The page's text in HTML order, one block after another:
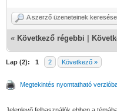
A szerző üzeneteinek keresése
« Következő régebbi
Lap (2): 1 2 Következő »
Megtekintés nyomtatható